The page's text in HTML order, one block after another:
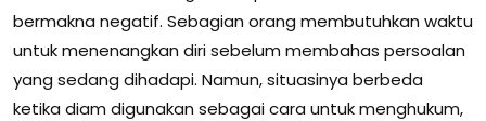
bermakna negatif. Sebagian orang membutuhkan waktu
untuk menenangkan diri sebelum membahas persoalan
yang sedang dihadapi. Namun, situasinya berbeda
ketika diam digunakan sebagai cara untuk menghukum,